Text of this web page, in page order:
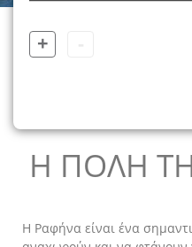
+
Η ΠΟΛΗ
Η Ραφήνα είναι ένα